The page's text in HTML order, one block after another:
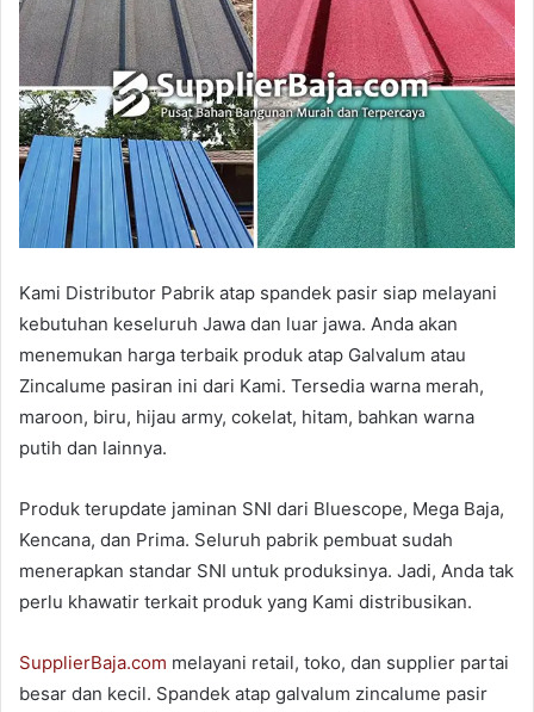
Kami Distributor Pabrik atap spandek pasir siap melayani
kebutuhan keseluruh Jawa dan luar jawa. Anda akan
menemukan harga terbaik produk atap Galvalum atau
Zincalume pasiran ini dari Kami. Tersedia warna merah,
maroon, biru, hijau army, cokelat, hitam, bahkan warna
putih dan lainnya.
Produk terupdate jaminan SNI dari Bluescope, Mega Baja,
Kencana, dan Prima. Seluruh pabrik pembuat sudah
menerapkan standar SNI untuk produksinya. Jadi, Anda tak
perlu khawatir terkait produk yang Kami distribusikan.
SupplierBaja.com melayani retail, toko, dan supplier partai
besar dan kecil. Spandek atap galvalum zincalume pasir